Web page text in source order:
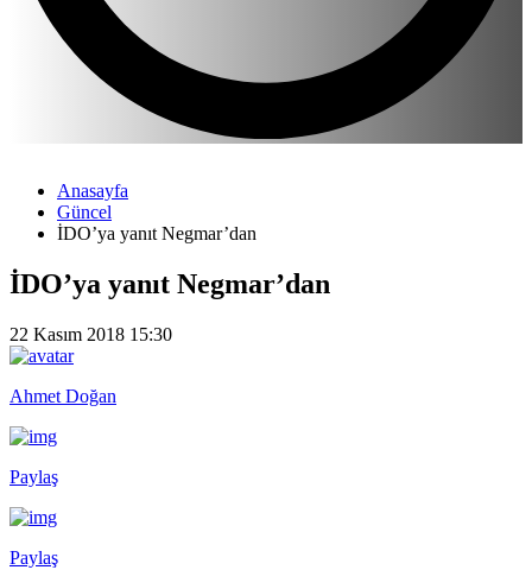
Anasayfa
Güncel
İDO’ya yanıt Negmar’dan
İDO’ya yanıt Negmar’dan
22 Kasım 2018 15:30
Ahmet Doğan
Paylaş
Paylaş